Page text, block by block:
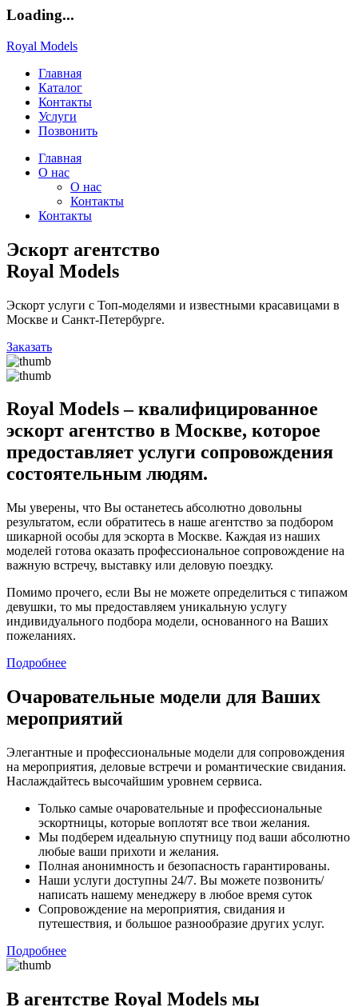
Loading...
Royal Models
Главная
Каталог
Контакты
Услуги
Позвонить
Главная
О нас
О нас
Контакты
Контакты
Эскорт агентство
Royal Models
Эскорт услуги с Топ-моделями и известными красавицами в
Москве и Санкт-Петербурге.
Заказать
Royal Models – квалифицированное
эскорт агентство в Москве, которое
предоставляет услуги сопровождения
состоятельным людям.
Мы уверены, что Вы останетесь абсолютно довольны
результатом, если обратитесь в наше агентство за подбором
шикарной особы для эскорта в Москве. Каждая из наших
моделей готова оказать профессиональное сопровождение на
важную встречу, выставку или деловую поездку.
Помимо прочего, если Вы не можете определиться с типажом
девушки, то мы предоставляем уникальную услугу
индивидуального подбора модели, основанного на Ваших
пожеланиях.
Подробнее
Очаровательные модели для Ваших
мероприятий
Элегантные и профессиональные модели для сопровождения
на мероприятия, деловые встречи и романтические свидания.
Наслаждайтесь высочайшим уровнем сервиса.
Только самые очаровательные и профессиональные
эскортницы, которые воплотят все твои желания.
Мы подберем идеальную спутницу под ваши абсолютно
любые ваши прихоти и желания.
Полная анонимность и безопасность гарантированы.
Наши услуги доступны 24/7. Вы можете позвонить/
написать нашему менеджеру в любое время суток
Сопровождение на мероприятия, свидания и
путешествия, и большое разнообразие других услуг.
Подробнее
В агентстве Royal Models мы